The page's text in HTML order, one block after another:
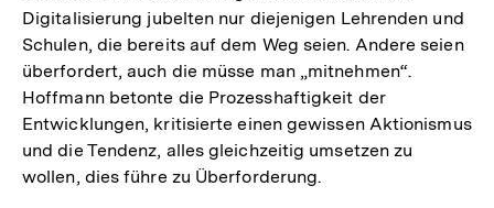
Digitalisierung jubelten nur diejenigen Lehrenden und
Schulen, die bereits auf dem Weg seien. Andere seien
überfordert, auch die müsse man „mitnehmen“.
Hoffmann betonte die Prozesshaftigkeit der
Entwicklungen, kritisierte einen gewissen Aktionismus
und die Tendenz, alles gleichzeitig umsetzen zu
wollen, dies führe zu Überforderung.